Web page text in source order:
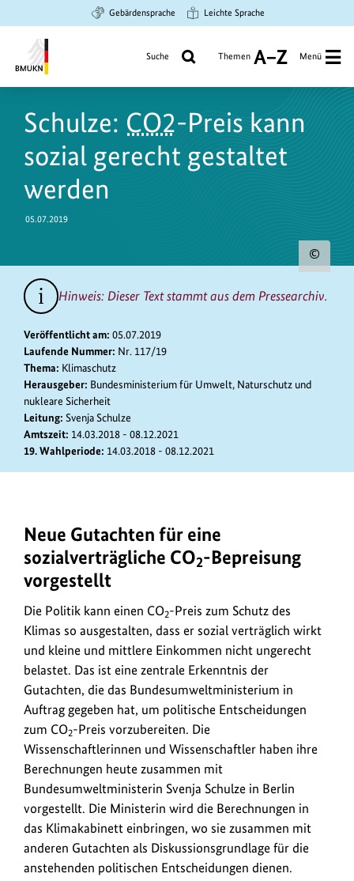
Hauptinhalt
springen
Suche
springen
Hauptnavigation
springen
Gebärdensprache Leichte Sprache
Umwelt,
Naturschutz
nukleare
Sicherheit
Suche Themen
A
Z
Menü
Schulze: CO2-Preis kann
sozial gerecht gestaltet
werden
05.07.2019
zum
Hinweis: Dieser Text stammt aus dem Pressearchiv.
Veröffentlicht am: 05.07.2019
Laufende Nummer: Nr. 117/19
Thema: Klimaschutz
Herausgeber: Bundesministerium für Umwelt, Naturschutz und
nukleare Sicherheit
Leitung: Svenja Schulze
Amtszeit: 14.03.2018 - 08.12.2021
19. Wahlperiode: 14.03.2018 - 08.12.2021
In
vom
BMU
beauftragen
Gutachten
zur
Kohlenstoffdioxid-
Bepreisung
geht
deutlich
hervor,
dass
der
Preis
so
gestaltet
werden
kann,
Neue Gutachten für eine
sozialverträgliche CO2-Bepreisung
vorgestellt
Die Politik kann einen CO2-Preis zum Schutz des
Klimas so ausgestalten, dass er sozial verträglich wirkt
und kleine und mittlere Einkommen nicht ungerecht
belastet. Das ist eine zentrale Erkenntnis der
Gutachten, die das Bundesumweltministerium in
Auftrag gegeben hat, um politische Entscheidungen
zum CO2-Preis vorzubereiten. Die
Wissenschaftlerinnen und Wissenschaftler haben ihre
Berechnungen heute zusammen mit
Bundesumweltministerin Svenja Schulze in Berlin
vorgestellt. Die Ministerin wird die Berechnungen in
das Klimakabinett einbringen, wo sie zusammen mit
anderen Gutachten als Diskussionsgrundlage für die
anstehenden politischen Entscheidungen dienen.